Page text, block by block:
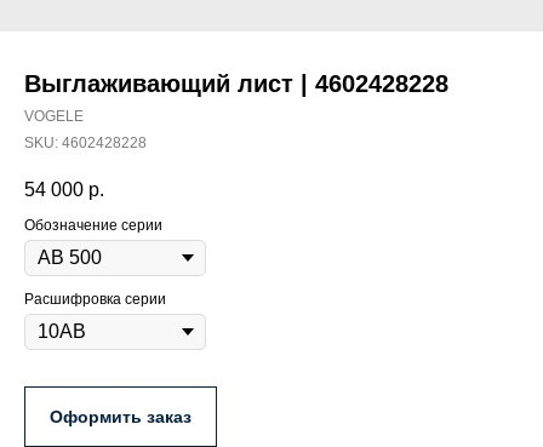
Выглаживающий лист | 4602428228
VOGELE
SKU: 4602428228
54 000 р.
Обозначение серии
Расшифровка серии
Оформить заказ